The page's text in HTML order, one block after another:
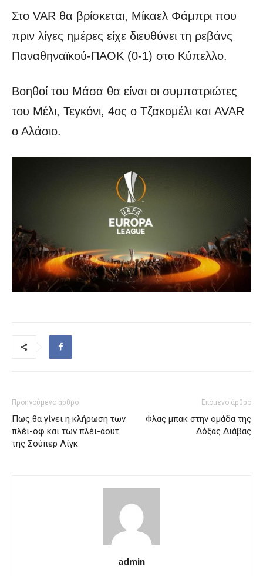
Στο VAR θα βρίσκεται, Μίκαελ Φάμπρι που
πριν λίγες ημέρες είχε διευθύνει τη ρεβάνς
Παναθηναϊκού-ΠΑΟΚ (0-1) στο Κύπελλο.
Βοηθοί του Μάσα θα είναι οι συμπατριώτες
του Μέλι, Τεγκόνι, 4ος ο Τζακομέλι και AVAR
ο Αλάσιο.
Προηγούμενο άρθρο
Πως θα γίνει η κλήρωση των
πλέι-οφ και των πλέι-άουτ
της Σούπερ Λίγκ
Επόμενο άρθρο
Φλας μπακ στην ομάδα της
Δόξας Διάβας
admin